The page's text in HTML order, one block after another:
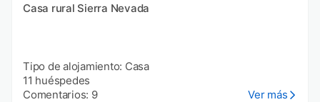
Casa rural Sierra Nevada
Tipo de alojamiento: Casa
11 huéspedes
Comentarios: 9
Ver más